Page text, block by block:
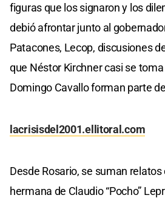
figuras que los signaron y los
debió afrontar junto al
Patacones, Lecop, discusiones
que Néstor Kirchner casi se
Domingo Cavallo forman parte
lacrisisdel2001.ellitoral.com
Desde Rosario, se suman
hermana de Claudio “Pocho”